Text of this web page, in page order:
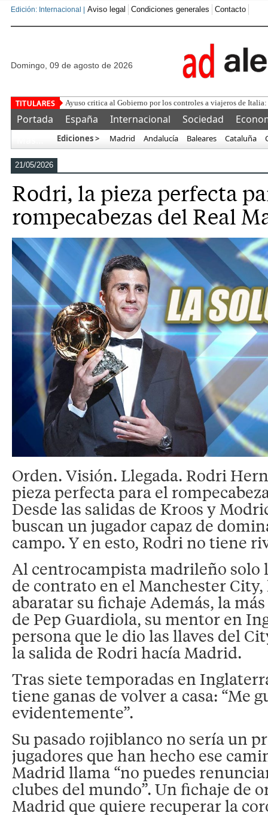
Edición: Internacional | Aviso legal Condiciones generales Contacto
domingo, 09 de agosto de 2026
Ayuso critica al Gobierno por los controles a viajeros de
Portada España Internacional Sociedad
Ediciones > Madrid Andalucía Baleares Cataluña
21/05/2026
Rodri, la pieza perfecta
rompecabezas del Real
Orden. Visión. Llegada. Rodri
pieza perfecta para el
Desde las salidas de Kroos y
buscan un jugador capaz de
campo. Y en esto, Rodri no tiene
Al centrocampista madrileño solo
de contrato en el Manchester
abaratar su fichaje Además, la
de Pep Guardiola, su mentor en
persona que le dio las llaves del
la salida de Rodri hacía Madrid.
Tras siete temporadas en
tiene ganas de volver a casa: “Me
evidentemente”.
Su pasado rojiblanco no sería un
jugadores que han hecho ese
Madrid llama “no puedes
clubes del mundo”. Un fichaje de
Madrid que quiere recuperar la